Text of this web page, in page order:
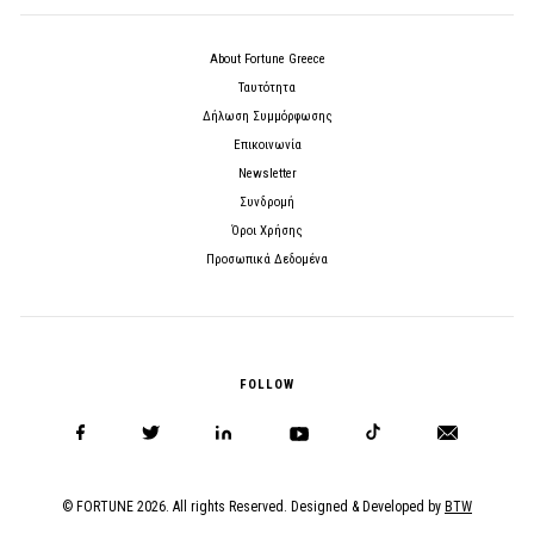
About Fortune Greece
Ταυτότητα
Δήλωση Συμμόρφωσης
Επικοινωνία
Newsletter
Συνδρομή
Όροι Χρήσης
Προσωπικά Δεδομένα
FOLLOW
© FORTUNE 2026. All rights Reserved. Designed & Developed by BTW